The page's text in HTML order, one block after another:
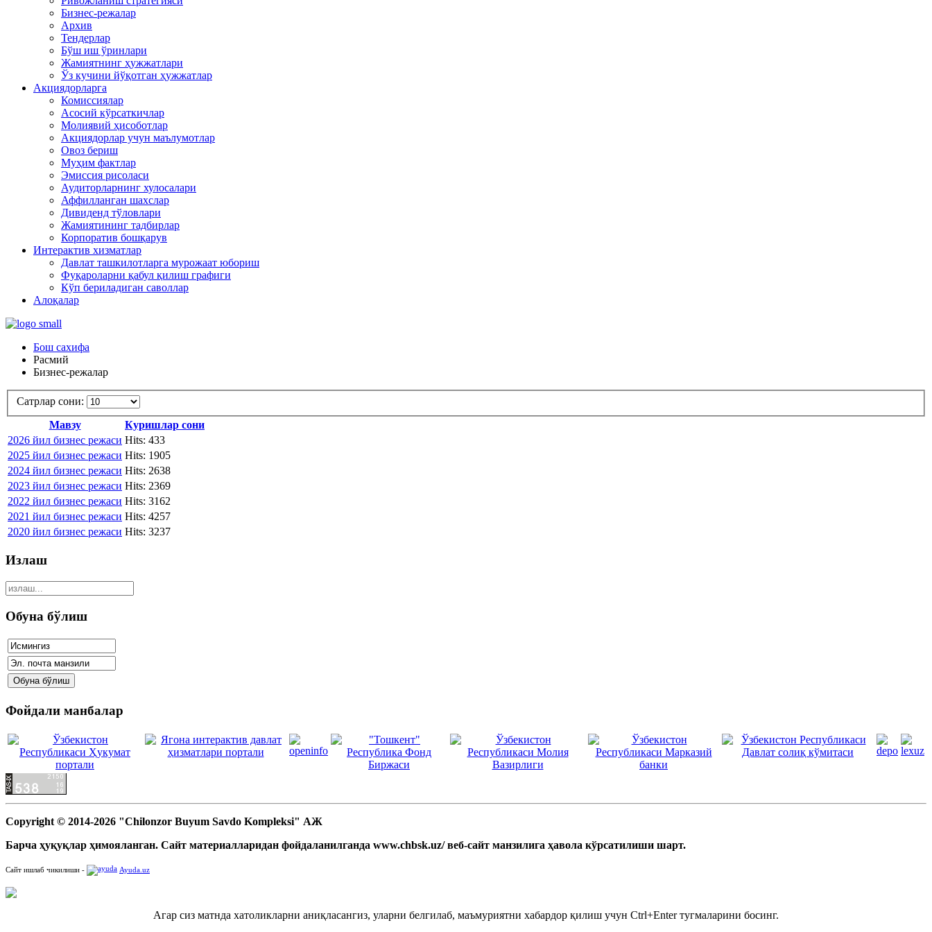
Бизнес-режалар
Архив
Тендерлар
Бўш иш ўринлари
Жамиятнинг ҳужжатлари
Ўз кучини йўқотган ҳужжатлар
Акциядорларга
Комиссиялар
Асосий кўрсаткичлар
Молиявий ҳисоботлар
Акциядорлар учун маълумотлар
Овоз бериш
Муҳим фактлар
Эмиссия рисоласи
Аудиторларнинг хулосалари
Аффилланган шахслар
Дивиденд тўловлари
Жамиятининг тадбирлар
Корпоратив бошқарув
Интерактив хизматлар
Давлат ташкилотларга мурожаат юбориш
Фуқароларни қабул қилиш графиги
Кўп бериладиган саволлар
Алоқалар
Бош сахифа
Расмий
Бизнес-режалар
Сатрлар сони:
Мавзу
Куришлар сони
2026 йил бизнес режаси Hits: 433
2025 йил бизнес режаси Hits: 1905
2024 йил бизнес режаси Hits: 2638
2023 йил бизнес режаси Hits: 2369
2022 йил бизнес режаси Hits: 3162
2021 йил бизнес режаси Hits: 4257
2020 йил бизнес режаси Hits: 3237
Излаш
Обуна бўлиш
Фойдали манбалар
Copyright © 2014-2026 "Chilonzor Buyum Savdo Kompleksi" АЖ
Барча ҳуқуқлар ҳимояланган. Сайт материалларидан фойдаланилганда www.chbsk.uz/ веб-сайт манзилига ҳавола кўрсатилиши шарт.
Сайт ишлаб чикилиши - Ayuda.uz
Агар сиз матнда хатоликларни аниқласангиз, уларни белгилаб, маъмуриятни хабардор қилиш учун Ctrl+Enter тугмаларини босинг.